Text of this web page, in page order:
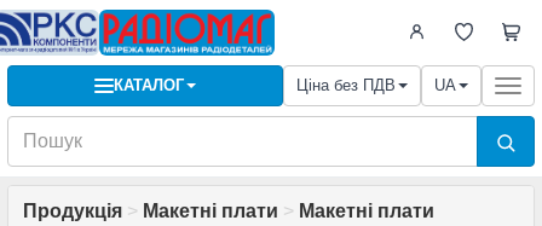
КАТАЛОГ Ціна без ПДВ UA
Продукція > Макетні плати > Макетні плати